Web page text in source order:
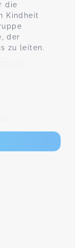
die
Kindheit
der
zu leiten.